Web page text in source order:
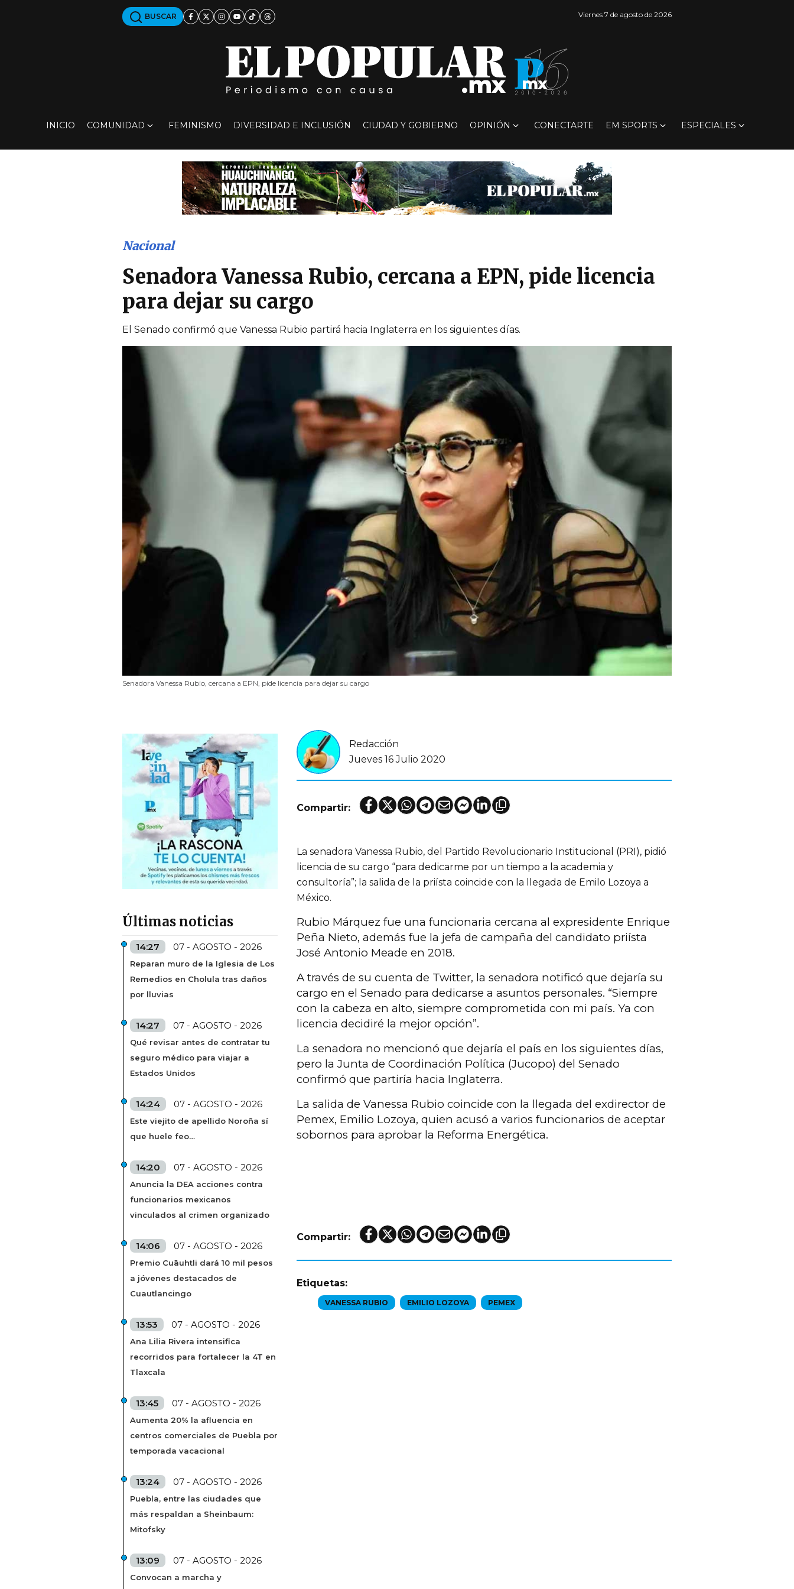
BUSCAR Viernes 7 de agosto de 2026
INICIO COMUNIDAD FEMINISMO DIVERSIDAD E INCLUSIÓN CIUDAD Y GOBIERNO OPINIÓN CONECTARTE EM SPORTS ESPECIALES
Senadora Vanessa Rubio, cercana a EPN, pide licencia para dejar su cargo
Nacional
Senadora Vanessa Rubio, cercana a EPN, pide licencia
para dejar su cargo
El Senado confirmó que Vanessa Rubio partirá hacia Inglaterra en los siguientes días.
Últimas noticias
14:27 07 - AGOSTO - 2026
Reparan muro de la Iglesia de Los
Remedios en Cholula tras daños
por lluvias
14:27 07 - AGOSTO - 2026
Qué revisar antes de contratar tu
seguro médico para viajar a
Estados Unidos
14:24 07 - AGOSTO - 2026
Este viejito de apellido Noroña sí
que huele feo…
14:20 07 - AGOSTO - 2026
Anuncia la DEA acciones contra
funcionarios mexicanos
vinculados al crimen organizado
14:06 07 - AGOSTO - 2026
Premio Cuāuhtli dará 10 mil pesos
a jóvenes destacados de
Cuautlancingo
13:53 07 - AGOSTO - 2026
Ana Lilia Rivera intensifica
recorridos para fortalecer la 4T en
Tlaxcala
13:45 07 - AGOSTO - 2026
Aumenta 20% la afluencia en
centros comerciales de Puebla por
temporada vacacional
13:24 07 - AGOSTO - 2026
Puebla, entre las ciudades que
más respaldan a Sheinbaum:
Mitofsky
13:09 07 - AGOSTO - 2026
Convocan a marcha y
Redacción
Jueves 16 Julio 2020
Compartir:
La senadora Vanessa Rubio, del Partido Revolucionario Institucional (PRI), pidió
licencia de su cargo “para dedicarme por un tiempo a la academia y
consultoría”; la salida de la priísta coincide con la llegada de Emilo Lozoya a
México.
Rubio Márquez fue una funcionaria cercana al expresidente Enrique
Peña Nieto, además fue la jefa de campaña del candidato priísta
José Antonio Meade en 2018.
A través de su cuenta de Twitter, la senadora notificó que dejaría su
cargo en el Senado para dedicarse a asuntos personales. “Siempre
con la cabeza en alto, siempre comprometida con mi país. Ya con
licencia decidiré la mejor opción”.
La senadora no mencionó que dejaría el país en los siguientes días,
pero la Junta de Coordinación Política (Jucopo) del Senado
confirmó que partiría hacia Inglaterra.
La salida de Vanessa Rubio coincide con la llegada del exdirector de
Pemex, Emilio Lozoya, quien acusó a varios funcionarios de aceptar
sobornos para aprobar la Reforma Energética.
Compartir:
Etiquetas:
VANESSA RUBIO EMILIO LOZOYA PEMEX